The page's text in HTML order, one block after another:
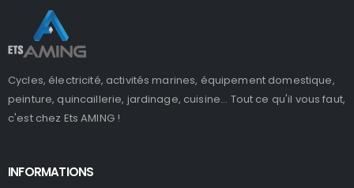
Cycles, électricité, activités marines, équipement domestique,
peinture, quincaillerie, jardinage, cuisine... Tout ce qu'il vous faut,
c'est chez Ets AMING !
INFORMATIONS